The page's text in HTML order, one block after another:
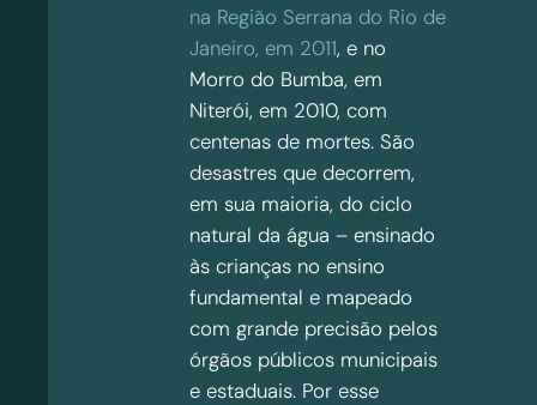
na Região Serrana do Rio de
Janeiro, em 2011, e no
Morro do Bumba, em
Niterói, em 2010, com
centenas de mortes. São
desastres que decorrem,
em sua maioria, do ciclo
natural da água – ensinado
às crianças no ensino
fundamental e mapeado
com grande precisão pelos
órgãos públicos municipais
e estaduais. Por esse